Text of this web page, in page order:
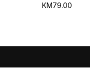
KM79.00